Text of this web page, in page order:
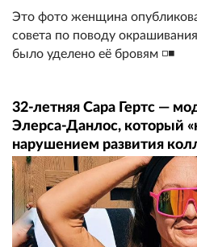
Это фото женщина
совета по поводу
было уделено её бровям ◽◾
32-летняя Сара Гертс —
Элерса-Данлос, который
нарушением развития